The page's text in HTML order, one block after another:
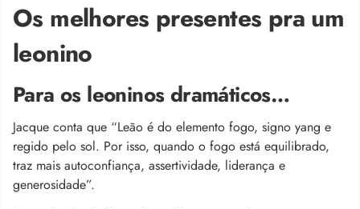
Os melhores presentes pra um
leonino
Para os leoninos dramáticos…
Jacque conta que “Leão é do elemento fogo, signo yang e
regido pelo sol. Por isso, quando o fogo está equilibrado,
traz mais autoconfiança, assertividade, liderança e
generosidade”.